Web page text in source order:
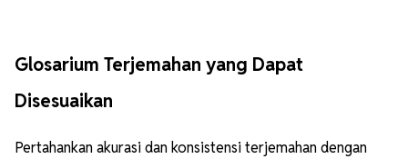
Glosarium Terjemahan yang Dapat
Disesuaikan
Pertahankan akurasi dan konsistensi terjemahan dengan